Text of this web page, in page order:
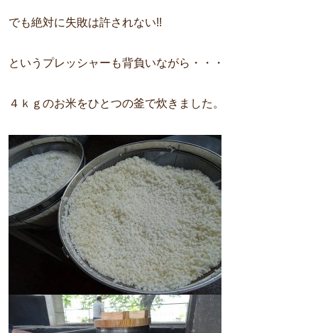
でも絶対に失敗は許されない!!
というプレッシャーも背負いながら・・・
４ｋｇのお米をひとつの釜で炊きました。